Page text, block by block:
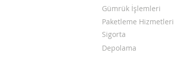
Gümrük İşlemleri
Paketleme Hizmetleri
Sigorta
Depolama